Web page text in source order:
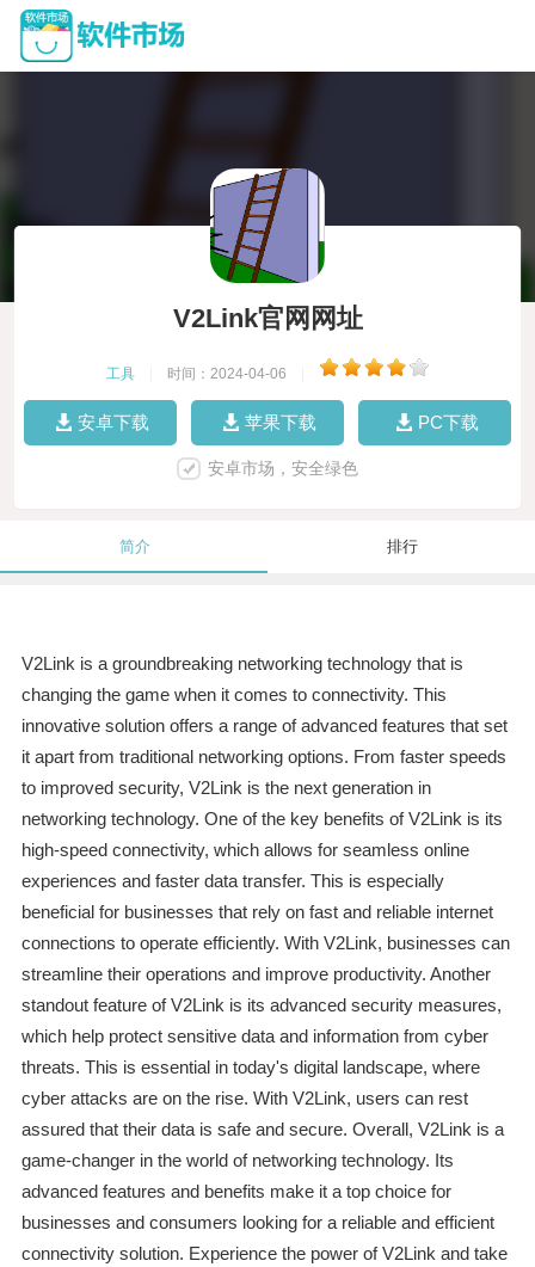
V2Link官网网址
工具 时间：2024-04-06
安卓下载 苹果下载 PC下载
安卓市场，安全绿色
简介 排行
V2Link is a groundbreaking networking technology that is
changing the game when it comes to connectivity. This
innovative solution offers a range of advanced features that set
it apart from traditional networking options. From faster speeds
to improved security, V2Link is the next generation in
networking technology. One of the key benefits of V2Link is its
high-speed connectivity, which allows for seamless online
experiences and faster data transfer. This is especially
beneficial for businesses that rely on fast and reliable internet
connections to operate efficiently. With V2Link, businesses can
streamline their operations and improve productivity. Another
standout feature of V2Link is its advanced security measures,
which help protect sensitive data and information from cyber
threats. This is essential in today's digital landscape, where
cyber attacks are on the rise. With V2Link, users can rest
assured that their data is safe and secure. Overall, V2Link is a
game-changer in the world of networking technology. Its
advanced features and benefits make it a top choice for
businesses and consumers looking for a reliable and efficient
connectivity solution. Experience the power of V2Link and take